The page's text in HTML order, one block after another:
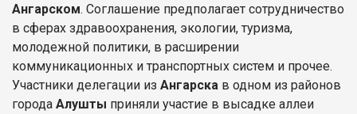
Ангарском. Соглашение предполагает сотрудничество
в сферах здравоохранения, экологии, туризма,
молодежной политики, в расширении
коммуникационных и транспортных систем и прочее.
Участники делегации из Ангарска в одном из районов
города Алушты приняли участие в высадке аллеи